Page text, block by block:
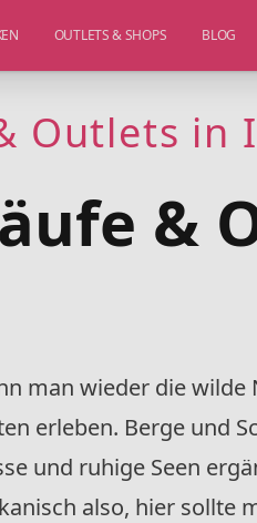
OUTLETS & SHOPS BLOG
Outlets in
&
man wieder die wilde
erleben. Berge und
und ruhige Seen
also, hier sollte